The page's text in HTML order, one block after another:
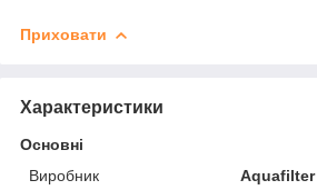
Приховати
Характеристики
Основні
Виробник
Aquafilter